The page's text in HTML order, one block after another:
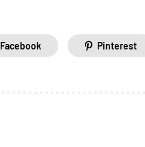
Facebook Pinterest